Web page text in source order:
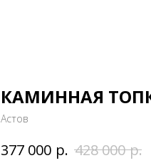
КАМИННАЯ
Астов
377 000 р. 428 000 р.